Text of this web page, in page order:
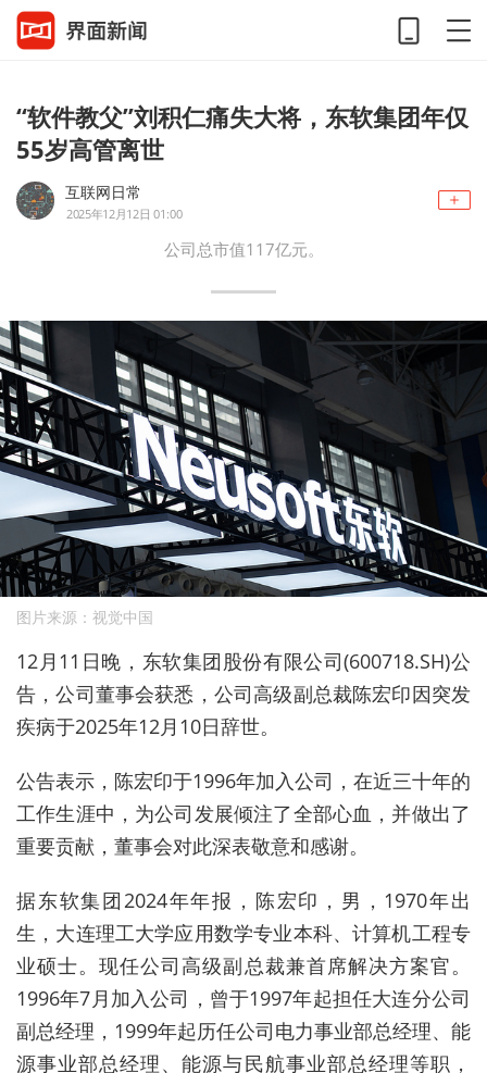
“软件教父”刘积仁痛失大将，东软集团年仅
55岁高管离世
互联网日常
2025年12月12日 01:00
公司总市值117亿元。
图片来源：视觉中国
12月 11 日晚，东软集团股份有限公司(600718.SH)公
告，公司董事会获悉，公司高级副总裁陈宏印因突发
疾病于2025年12月 10日辞世。
公告表示，陈宏印于1996年加入公司，在近三十年的
工作生涯中，为公司发展倾注了全部心血，并做出了
重要贡献，董事会对此深表敬意和感谢。
据东软集团2024年年报，陈宏印，男， 1970年出
生，大连理工大学应用数学专业本科、计算机工程专
业硕士。现任公司高级副总裁兼首席解决方案官。
1996年7月加入公司，曾于1997年起担任大连分公司
副总经理， 1999年起历任公司电力事业部总经理、能
源事业部总经理、能源与民航事业部总经理等职，